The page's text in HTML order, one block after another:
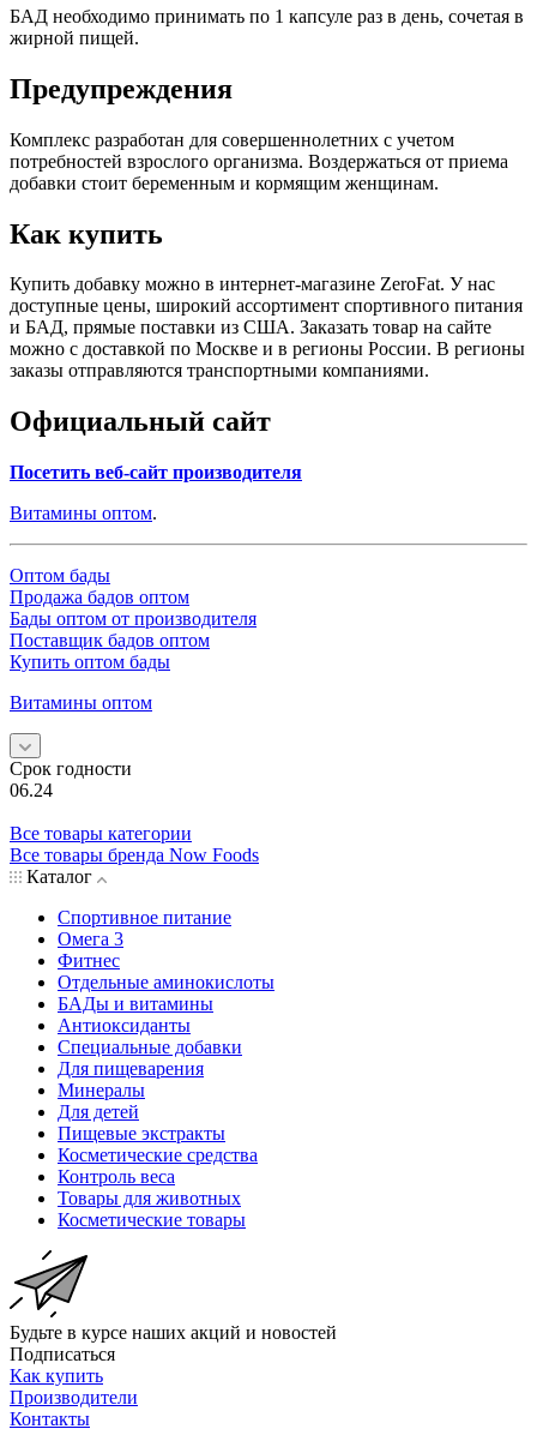
БАД необходимо принимать по 1 капсуле раз в день, сочетая в
жирной пищей.
Предупреждения
Комплекс разработан для совершеннолетних с учетом
потребностей взрослого организма. Воздержаться от приема
добавки стоит беременным и кормящим женщинам.
Как купить
Купить добавку можно в интернет-магазине ZeroFat. У нас
доступные цены, широкий ассортимент спортивного питания
и БАД, прямые поставки из США. Заказать товар на сайте
можно с доставкой по Москве и в регионы России. В регионы
заказы отправляются транспортными компаниями.
Официальный сайт
Посетить веб-сайт производителя
Витамины оптом.
Оптом бады
Продажа бадов оптом
Бады оптом от производителя
Поставщик бадов оптом
Купить оптом бады
Витамины оптом
Срок годности
06.24
Все товары категории
Все товары бренда Now Foods
Каталог
Спортивное питание
Омега 3
Фитнес
Отдельные аминокислоты
БАДы и витамины
Антиоксиданты
Специальные добавки
Для пищеварения
Минералы
Для детей
Пищевые экстракты
Косметические средства
Контроль веса
Товары для животных
Косметические товары
Будьте в курсе наших акций и новостей
Подписаться
Как купить
Производители
Контакты